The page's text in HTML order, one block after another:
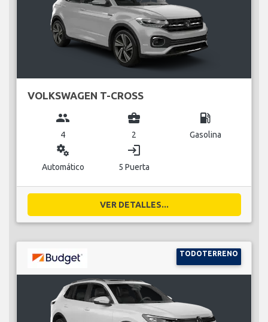
VOLKSWAGEN T-CROSS
group
4
business_center
2
local_gas_station
Gasolina
miscellaneous_services
Automático
login
5 Puerta
VER DETALLES...
TODOTERRENO